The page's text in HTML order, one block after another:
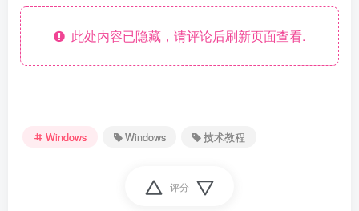
1676热度 864热度
此处内容已隐藏，请评论后刷新页面查看.
Windows Windows 技术教程
评分